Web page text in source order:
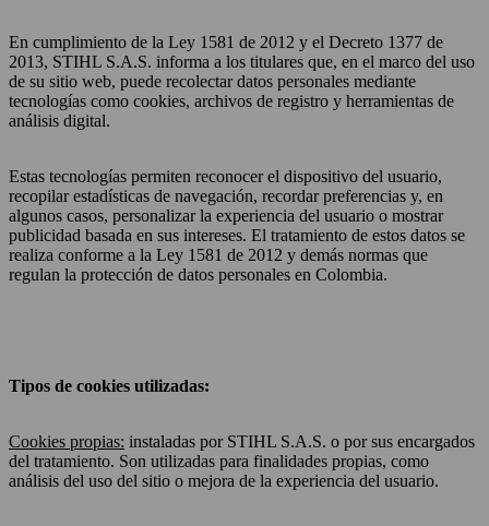
En cumplimiento de la Ley 1581 de 2012 y el Decreto 1377 de
2013, STIHL S.A.S. informa a los titulares que, en el marco del uso
de su sitio web, puede recolectar datos personales mediante
tecnologías como cookies, archivos de registro y herramientas de
análisis digital.
Estas tecnologías permiten reconocer el dispositivo del usuario,
recopilar estadísticas de navegación, recordar preferencias y, en
algunos casos, personalizar la experiencia del usuario o mostrar
publicidad basada en sus intereses. El tratamiento de estos datos se
realiza conforme a la Ley 1581 de 2012 y demás normas que
regulan la protección de datos personales en Colombia.
Tipos de cookies utilizadas:
Cookies propias: instaladas por STIHL S.A.S. o por sus encargados
del tratamiento. Son utilizadas para finalidades propias, como
análisis del uso del sitio o mejora de la experiencia del usuario.